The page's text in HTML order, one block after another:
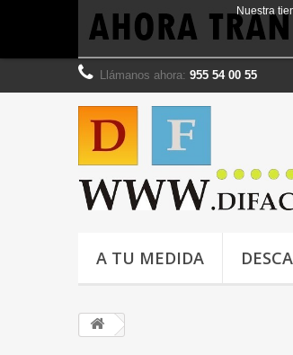
Llámanos ahora: 955 54 00 55
Nuestra
A TU MEDIDA